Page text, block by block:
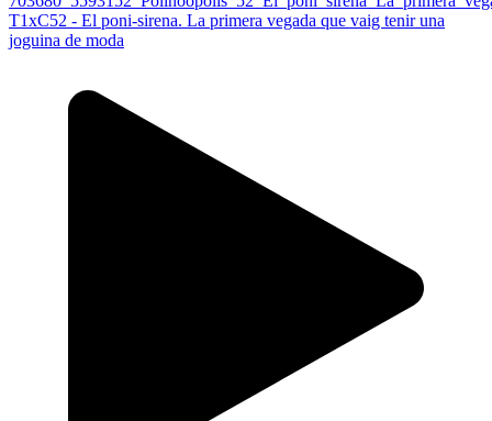
T1xC52 - El poni-sirena. La primera vegada que vaig tenir una
joguina de moda